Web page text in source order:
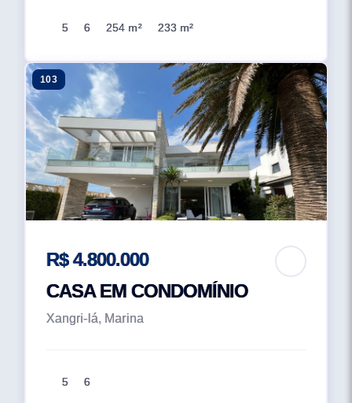
5 6 254 m² 233 m²
103
R$ 4.800.000
CASA EM CONDOMÍNIO
Xangri-lá, Marina
5 6